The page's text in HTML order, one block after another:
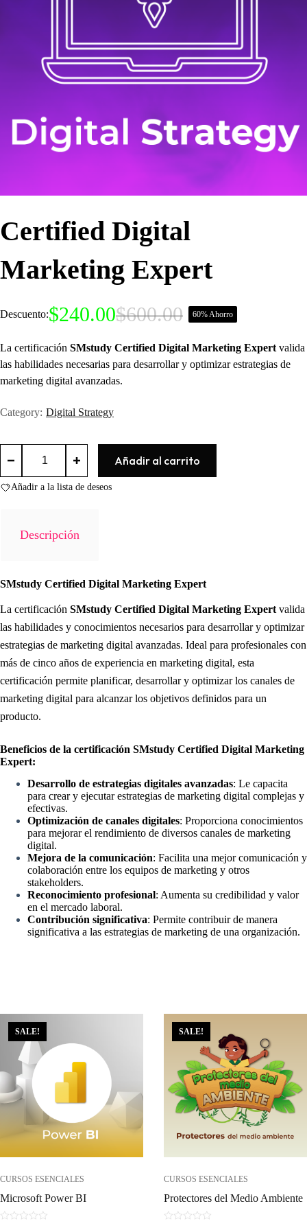
Certified Digital
Marketing Expert
Descuento: $600.00
El
original
$600.00.
$240.00El
actual
$240.00.
60% Ahorro
La certificación SMstudy Certified Digital Marketing Expert valida
las habilidades necesarias para desarrollar y optimizar estrategias de
marketing digital avanzadas.
Category: Digital Strategy
Digital
Expert
Añadir al carrito
Añadir a la lista de deseos
Descripción
SMstudy Certified Digital Marketing Expert
La certificación SMstudy Certified Digital Marketing Expert valida
las habilidades y conocimientos necesarios para desarrollar y optimizar
estrategias de marketing digital avanzadas. Ideal para profesionales con
más de cinco años de experiencia en marketing digital, esta
certificación permite planificar, desarrollar y optimizar los canales de
marketing digital para alcanzar los objetivos definidos para un
producto.
Beneficios de la certificación SMstudy Certified Digital Marketing
Expert:
Desarrollo de estrategias digitales avanzadas: Le capacita
para crear y ejecutar estrategias de marketing digital complejas y
efectivas.
Optimización de canales digitales: Proporciona conocimientos
para mejorar el rendimiento de diversos canales de marketing
digital.
Mejora de la comunicación: Facilita una mejor comunicación y
colaboración entre los equipos de marketing y otros
stakeholders.
Reconocimiento profesional: Aumenta su credibilidad y valor
en el mercado laboral.
Contribución significativa: Permite contribuir de manera
significativa a las estrategias de marketing de una organización.
SALE!
CURSOS ESENCIALES
Microsoft Power BI
SALE!
CURSOS ESENCIALES
Protectores del Medio Ambiente